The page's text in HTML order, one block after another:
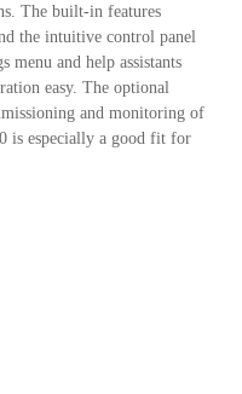
The built-in features
the intuitive control panel
and help assistants
easy. The optional
and monitoring of
is especially a good fit for